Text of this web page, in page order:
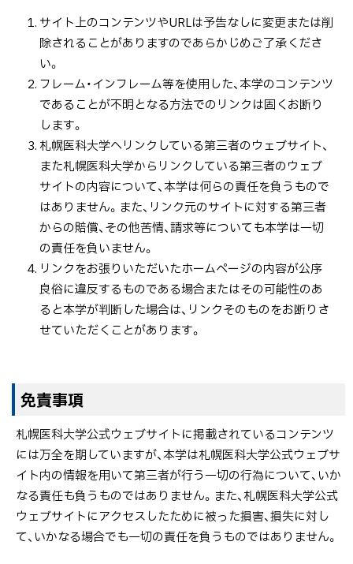
サイト上のコンテンツやURLは予告なしに変更または削
除されることがありますのであらかじめご了承くださ
い。
フレーム・インフレーム等を使用した、本学のコンテンツ
であることが不明となる方法でのリンクは固くお断り
します。
札幌医科大学へリンクしている第三者のウェブサイト、
また札幌医科大学からリンクしている第三者のウェブ
サイトの内容について、本学は何らの責任を負うもので
はありません。また、リンク元のサイトに対する第三者
からの賠償、その他苦情、請求等についても本学は一切
の責任を負いません。
リンクをお張りいただいたホームページの内容が公序
良俗に違反するものである場合またはその可能性のあ
ると本学が判断した場合は、リンクそのものをお断りさ
せていただくことがあります。
ト
プ
に
戻
る
免責事項
札幌医科大学公式ウェブサイトに掲載されているコンテンツ
には万全を期していますが、本学は札幌医科大学公式ウェブサ
イト内の情報を用いて第三者が行う一切の行為について、いか
なる責任も負うものではありません。また、札幌医科大学公式
ウェブサイトにアクセスしたために被った損害、損失に対し
て、いかなる場合でも一切の責任を負うものではありません。